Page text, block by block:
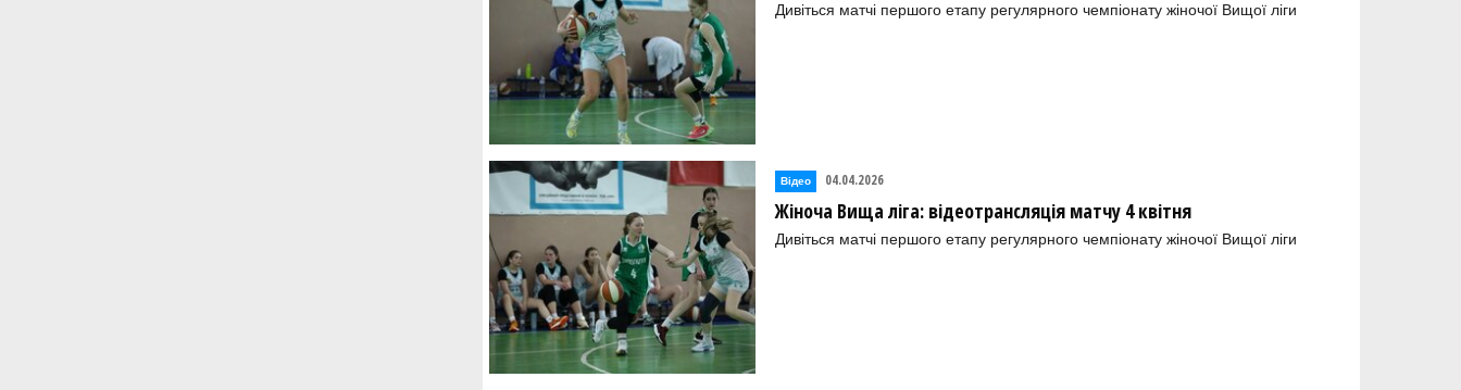
Дивіться матчі першого етапу регулярного чемпіонату жіночої Вищої ліги
Відео 04.04.2026
Жіноча Вища ліга: відеотрансляція матчу 4 квітня
Дивіться матчі першого етапу регулярного чемпіонату жіночої Вищої ліги